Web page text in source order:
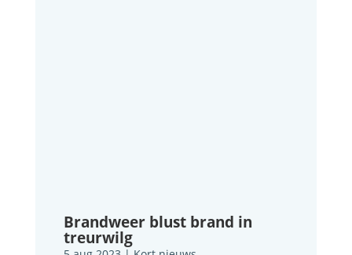
Brandweer blust brand in
treurwilg